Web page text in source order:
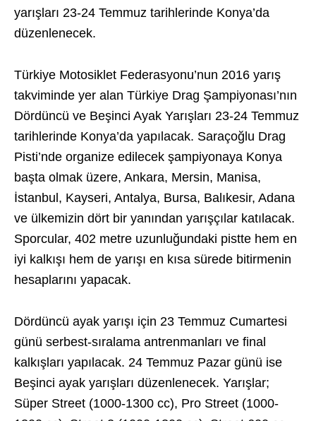
yarışları 23-24 Temmuz tarihlerinde Konya’da
düzenlenecek.
Türkiye Motosiklet Federasyonu’nun 2016 yarış
takviminde yer alan Türkiye Drag Şampiyonası’nın
Dördüncü ve Beşinci Ayak Yarışları 23-24 Temmuz
tarihlerinde Konya’da yapılacak. Saraçoğlu Drag
Pisti’nde organize edilecek şampiyonaya Konya
başta olmak üzere, Ankara, Mersin, Manisa,
İstanbul, Kayseri, Antalya, Bursa, Balıkesir, Adana
ve ülkemizin dört bir yanından yarışçılar katılacak.
Sporcular, 402 metre uzunluğundaki pistte hem en
iyi kalkışı hem de yarışı en kısa sürede bitirmenin
hesaplarını yapacak.
Dördüncü ayak yarışı için 23 Temmuz Cumartesi
günü serbest-sıralama antrenmanları ve final
kalkışları yapılacak. 24 Temmuz Pazar günü ise
Beşinci ayak yarışları düzenlenecek. Yarışlar;
Süper Street (1000-1300 cc), Pro Street (1000-